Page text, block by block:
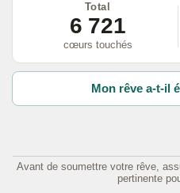
Total
6 721
cœurs touchés
Mon rêve a-t-il
Avant de soumettre votre rêve,
pertinente